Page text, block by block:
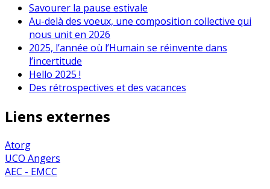
Savourer la pause estivale
Au-delà des voeux, une composition collective qui
nous unit en 2026
2025, l’année où l’Humain se réinvente dans
l’incertitude
Hello 2025 !
Des rétrospectives et des vacances
Liens externes
Atorg
UCO Angers
AEC - EMCC